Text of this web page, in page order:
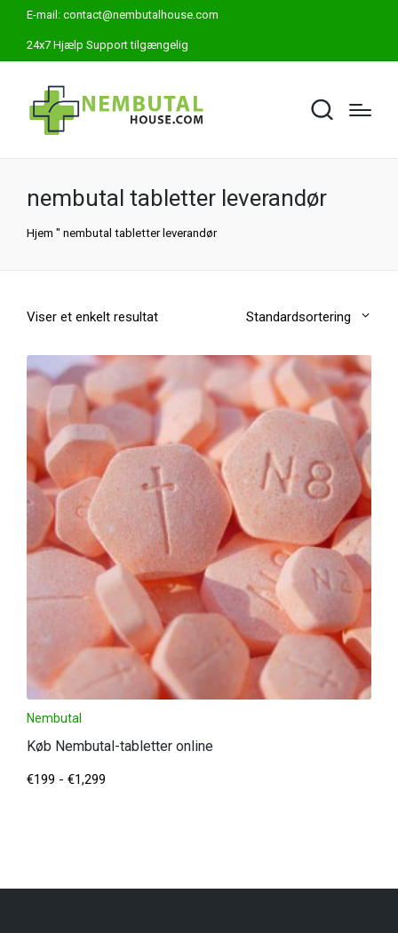
E-mail: contact@nembutalhouse.com
24x7 Hjælp Support tilgængelig
nembutal tabletter leverandør
Hjem " nembutal tabletter leverandør
Viser et enkelt resultat Standardsortering
Nembutal
Køb Nembutal-tabletter online
€199 - €1,299